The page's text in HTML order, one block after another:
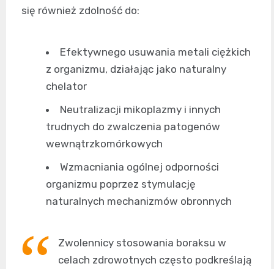
się również zdolność do:
Efektywnego usuwania metali ciężkich
z organizmu, działając jako naturalny
chelator
Neutralizacji mikoplazmy i innych
trudnych do zwalczenia patogenów
wewnątrzkomórkowych
Wzmacniania ogólnej odporności
organizmu poprzez stymulację
naturalnych mechanizmów obronnych
Zwolennicy stosowania boraksu w
celach zdrowotnych często podkreślają